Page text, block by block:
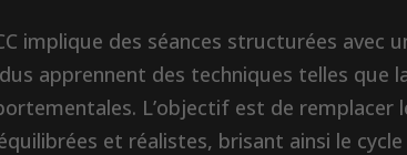
implique des séances structurées avec
apprennent des techniques telles
L’objectif est de remplacer
et réalistes, brisant ainsi le